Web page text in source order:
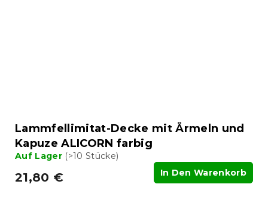
Lammfellimitat-Decke mit Ärmeln und
Kapuze ALICORN farbig
Auf Lager (>10 Stücke)
21,80 € In Den Warenkorb